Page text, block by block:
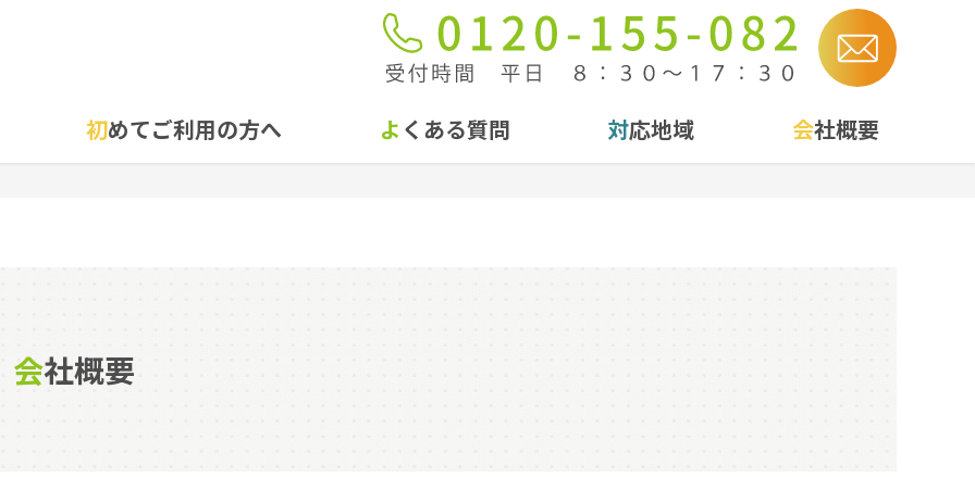
初めてご利用の方へ よくある質問 対応地域 会社概要
会社概要